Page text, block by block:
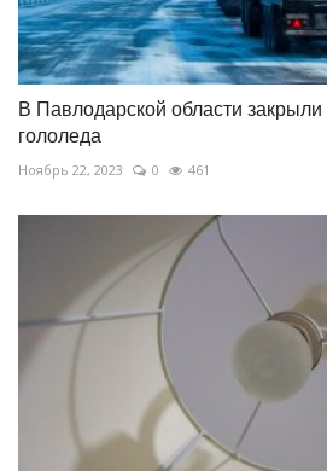
В Павлодарской области закрыли
гололеда
Ноябрь 22, 2023 0 461